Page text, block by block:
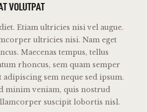
VOLUTPAT
Etiam ultricies nisi vel augue.
ultricies nisi. Nam eget
Maecenas tempus, tellus
rhoncus, sem quam semper
sem neque sed ipsum.
minim veniam, quis nostrud
suscipit lobortis nisl.